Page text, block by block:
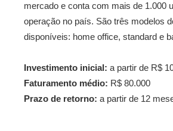
mercado e conta com mais de 1.000
operação no país. São três modelos
disponíveis: home office, standard e
Investimento inicial: a partir de R$
Faturamento médio: R$ 80.000
Prazo de retorno: a partir de 12